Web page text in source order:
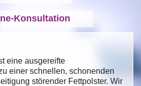
Konsultation
eine ausgereifte
einer schnellen, schonenden
störender Fettpolster. Wir